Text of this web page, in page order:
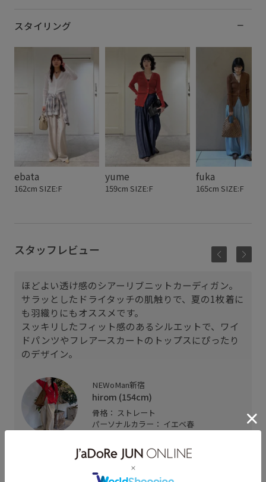
スタイリング
ebata
162cm SIZE:F
yume
159cm SIZE:F
fuka
165cm SIZE:F
スタッフレビュー
ほどよい透け感のシアーリブニットカーディガン。
サラッとしたドライタッチの肌触りで、夏の1枚着に
も羽織りにもオススメです。
スッキリしたフィット感のあるシルエットで、ワイ
ドパンツやフレアースカートのトップスにぴったり
のデザイン。
NEWoMan新宿
hirom (154cm)
骨格： ストレート
パーソナルカラー： イエベ春
着用サイズ : F
カラー : レッド (60)